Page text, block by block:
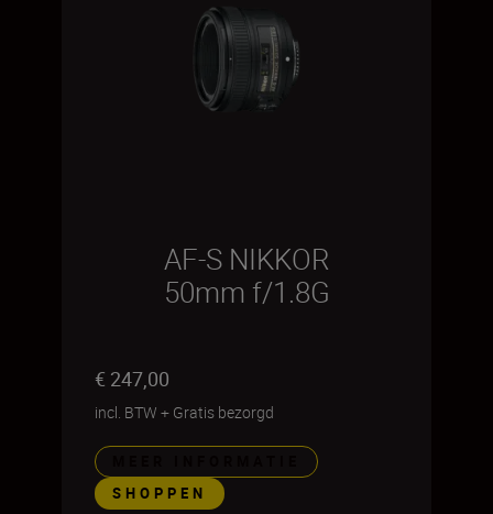
AF-S NIKKOR
50mm f/1.8G
€ 247,00
incl. BTW + Gratis bezorgd
SHOPPEN